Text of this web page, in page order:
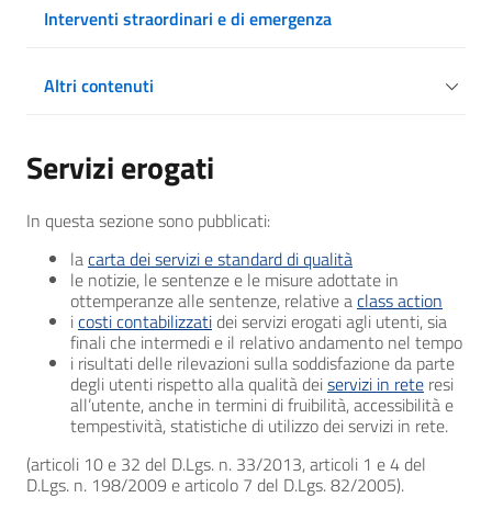
Interventi straordinari e di emergenza
Altri contenuti
Servizi erogati
In questa sezione sono pubblicati:
lacarta dei servizi e standard di qualità
le notizie, le sentenze e le misure adottate in
ottemperanze alle sentenze, relative aclass action
icosti contabilizzatidei servizi erogati agli utenti, sia
finali che intermedi e il relativo andamento nel tempo
i risultati delle rilevazioni sulla soddisfazione da parte
degli utenti rispetto alla qualità deiservizi in rete resi
all’utente, anche in termini di fruibilità, accessibilità e
tempestività, statistiche di utilizzo dei servizi in rete.
(articoli 10 e 32 del D.Lgs. n. 33/2013, articoli 1 e 4 del
D.Lgs. n. 198/2009 e articolo 7 del D.Lgs. 82/2005).